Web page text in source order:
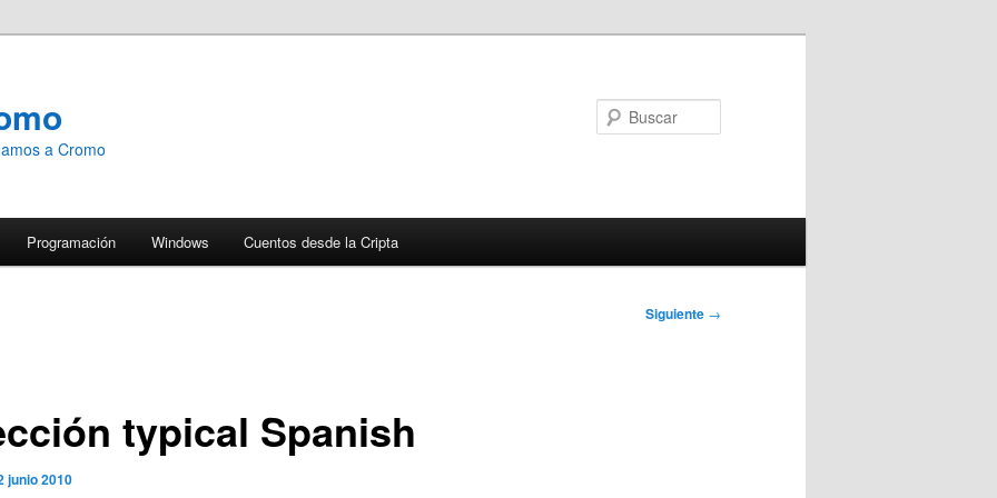
a Cromo
Programación Windows Cuentos desde la Cripta
Siguiente →
typical Spanish
junio 2010